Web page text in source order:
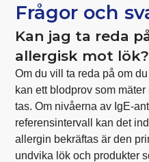
Frågor och
Kan jag ta reda
allergisk mot lök?
Om du vill ta reda på om
kan ett blodprov som
tas. Om nivåerna av IgE-
referensintervall kan det
allergin bekräftas är den
undvika lök och produkter